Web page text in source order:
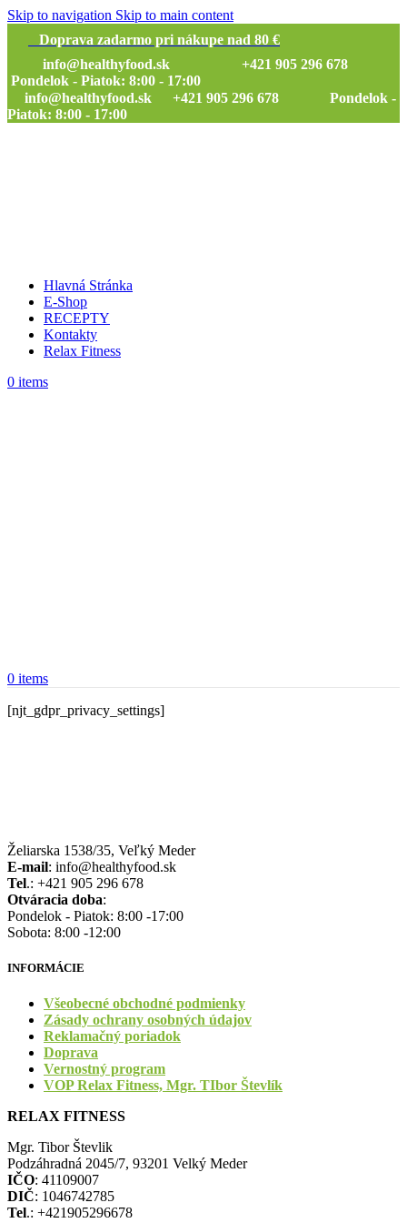
Skip to navigation Skip to main content
Doprava zadarmo pri nákupe nad 80 €
info@healthyfood.sk
+421 905 296 678
Pondelok - Piatok: 8:00 - 17:00
info@healthyfood.sk
+421 905 296 678 Pondelok -
Piatok: 8:00 - 17:00
Hlavná Stránka
E-Shop
RECEPTY
Kontakty
Relax Fitness
0 items
0 items
[njt_gdpr_privacy_settings]
Želiarska 1538/35, Veľký Meder
E-mail: info@healthyfood.sk
Tel.: +421 905 296 678
Otváracia doba:
Pondelok - Piatok: 8:00 -17:00
Sobota: 8:00 -12:00
INFORMÁCIE
Všeobecné obchodné podmienky
Zásady ochrany osobných údajov
Reklamačný poriadok
Doprava
Vernostný program
VOP Relax Fitness, Mgr. TIbor Števlík
RELAX FITNESS
Mgr. Tibor Števlik
Podzáhradná 2045/7, 93201 Velký Meder
IČO: 41109007
DIČ: 1046742785
Tel.: +421905296678